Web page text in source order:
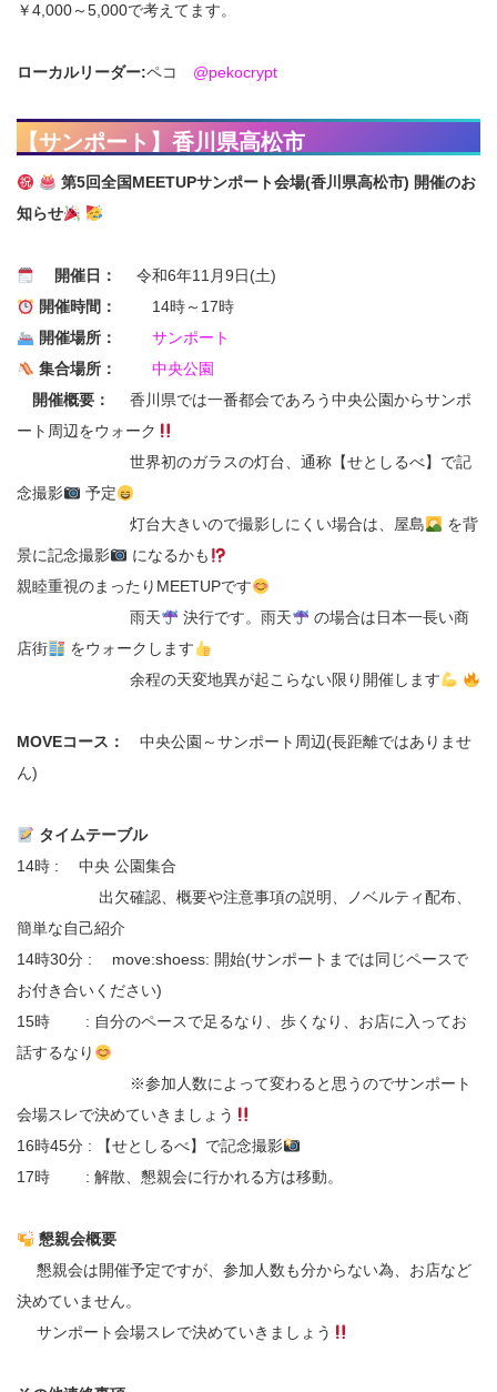
￥4,000～5,000で考えてます。
ローカルリーダー:ペコ @pekocrypt
【サンポート】香川県高松市
第5回全国MEETUPサンポート会場(香川県高松市) 開催のお
知らせ
開催日：
令和6年11月9日(土)
開催時間：
14時～17時
開催場所：
サンポート
集合場所：
中央公園
開催概要：
香川県では一番都会であろう中央公園からサンポ
ート周辺をウォーク
世界初のガラスの灯台、通称【せとしるべ】で記
念撮影
予定
灯台大きいので撮影しにくい場合は、屋島
を背
景に記念撮影
になるかも
親睦重視のまったりMEETUPです
雨天
決行です。雨天
の場合は日本一長い商
店街
をウォークします
余程の天変地異が起こらない限り開催します
MOVEコース：
中央公園～サンポート周辺(長距離ではありませ
ん)
タイムテーブル
14時 : 中央 公園集合
出欠確認、概要や注意事項の説明、ノベルティ配布、
簡単な自己紹介
14時30分 : move:shoess: 開始(サンポートまでは同じペースで
お付き合いください)
15時 : 自分のペースで足るなり、歩くなり、お店に入ってお
話するなり
※参加人数によって変わると思うのでサンポート
会場スレで決めていきましょう
16時45分 : 【せとしるべ】で記念撮影
17時 : 解散、懇親会に行かれる方は移動。
懇親会概要
懇親会は開催予定ですが、参加人数も分からない為、お店など
決めていません。
サンポート会場スレで決めていきましょう